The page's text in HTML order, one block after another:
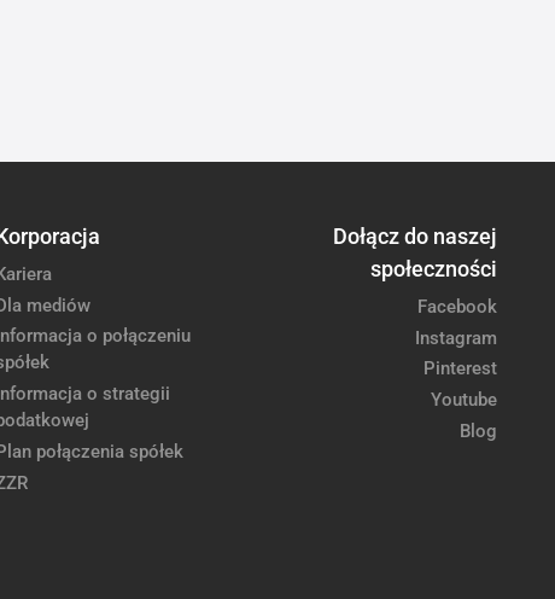
mediów
o połączeniu
o strategii
połączenia spółek
Dołącz do naszej
społeczności
Facebook
Instagram
Pinterest
Youtube
Blog